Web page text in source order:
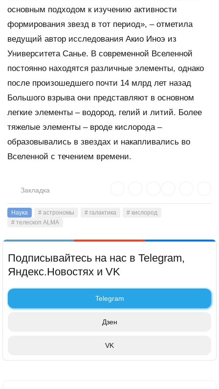
основным подходом к изучению активности
формирования звезд в тот период», – отметила
ведущий автор исследования Акио Иноэ из
Университета Санье. В современной Вселенной
постоянно находятся различные элементы, однако
после произошедшего почти 14 млрд лет назад
Большого взрыва они представляют в основном
легкие элементы – водород, гелий и литий. Более
тяжелые элементы – вроде кислорода –
образовывались в звездах и накапливались во
Вселенной с течением времени.
Закладка
Наука # астрономы # галактика
# кислород
# телескоп ALMA
Подписывайтесь на нас в Telegram,
Яндекс.Новостях и VK
Telegram
Дзен
VK